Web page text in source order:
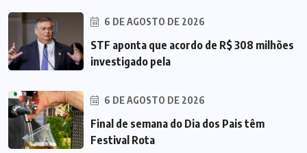
6 DE AGOSTO DE 2026
STF aponta que acordo de R$ 308 milhões
investigado pela
6 DE AGOSTO DE 2026
Final de semana do Dia dos Pais têm
Festival Rota